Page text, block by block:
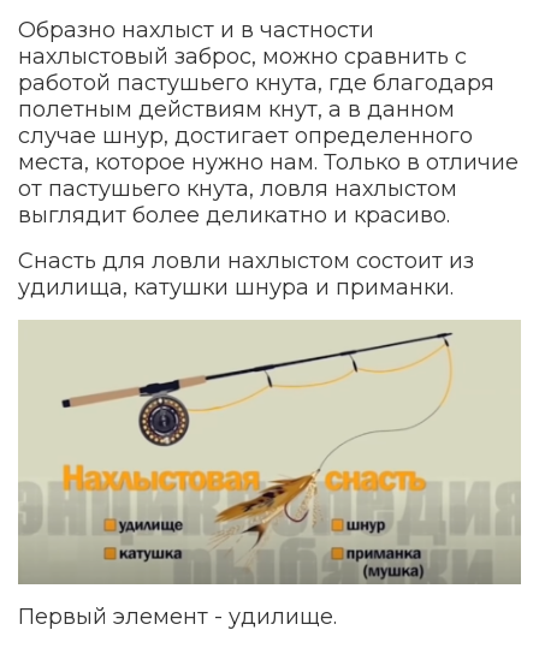
Образно нахлыст и в частности
нахлыстовый заброс, можно сравнить с
работой пастушьего кнута, где благодаря
полетным действиям кнут, а в данном
случае шнур, достигает определенного
места, которое нужно нам. Только в отличие
от пастушьего кнута, ловля нахлыстом
выглядит более деликатно и красиво.
Снасть для ловли нахлыстом состоит из
удилища, катушки шнура и приманки.
Первый элемент - удилище.